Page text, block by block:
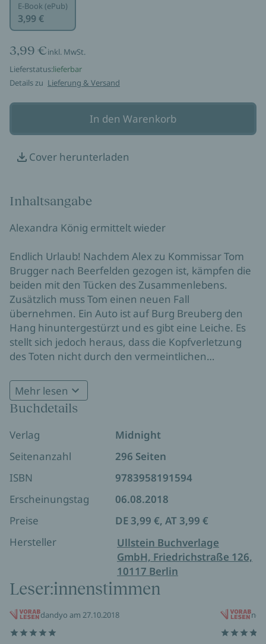
E-Book (ePub)
3,99 €
3,99 €inkl. MwSt.
Lieferstatus:lieferbar
Details zu Lieferung & Versand
In den Warenkorb
Cover herunterladen
Inhaltsangabe
Alexandra König ermittelt wieder
Endlich Urlaub! Nachdem Alex zu Kommissar Tom
Brugger nach Beerfelden gezogen ist, kämpfen die
beiden mit den Tücken des Zusammenlebens.
Zusätzlich muss Tom einen neuen Fall
übernehmen. Ein Auto ist auf Burg Breuberg den
Hang hinuntergestürzt und es gibt eine Leiche. Es
stellt sich jedoch heraus, dass die Kopfverletzung
des Toten nicht durch den vermeintlichen
sie beginnt, auf eigene Faust zu ermitteln.
Unterstützt wird sie dabei von ihren Freunden Hedi
und Herbert, die für ein paar Wochen zu Besuch
gekommen sind. Tom ist davon alles andere als
begeistert. Vor allem, als Alex in die Schusslinie des
Mörders gerät …
Von Susanne Roßbach sind in der Alexandra-König-
Reihe bei Midnight erschienen:
Der Tote vom Odenwald (Fall 1)
Schatten über dem Odenwald (Fall 2)
Rache im Odenwald (Fall 3)
Mehr lesen
Buchdetails
Verlag
Midnight
Seitenanzahl
296 Seiten
ISBN
9783958191594
Erscheinungstag
06.08.2018
Preise
DE 3,99 €, AT 3,99 €
Hersteller
Ullstein Buchverlage
GmbH, Friedrichstraße 126,
10117 Berlin
Leser:innenstimmen
dandyo am 27.10.2018